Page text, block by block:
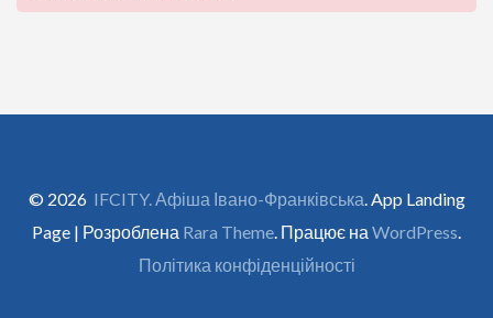
© 2026 IFCITY. Афіша Івано-Франківська . App Landing
Page | Розроблена Rara Theme . Працює на WordPress
Політика конфіденційності